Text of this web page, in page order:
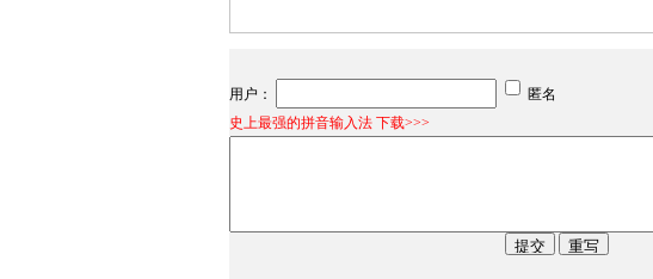
用户：
匿名
史上最强的拼音输入法 下载>>>